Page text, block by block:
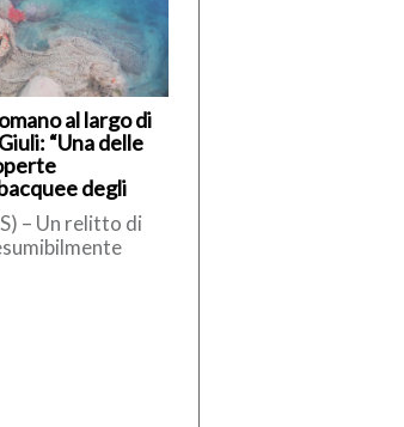
al largo di
“Una delle
degli
– Un relitto di